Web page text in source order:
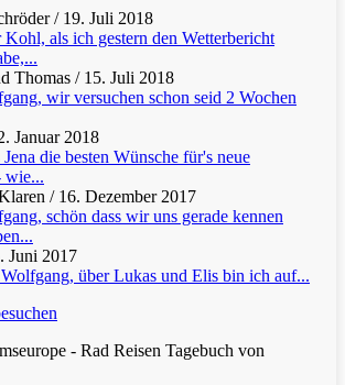
/ 19. Juli 2018
als ich gestern den Wetterbericht
Thomas / 15. Juli 2018
wir versuchen schon seid 2 Wochen
Januar 2018
Jena die besten Wünsche für's neue
wie...
/ 16. Dezember 2017
schön dass wir uns gerade kennen
Juni 2017
über Lukas und Elis bin ich auf...
- Rad Reisen Tagebuch von